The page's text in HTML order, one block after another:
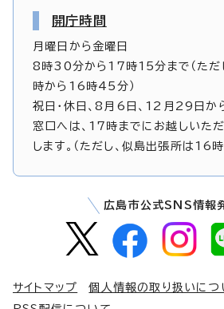
開庁時間
月曜日から金曜日
8時30分から17時15分まで（ただ
時から16時45分）
祝日・休日、8月6日、12月29日か
窓口へは、17時までにお越しいた
します。（ただし、似島出張所は16
広島市公式SNS情報
サイトマップ 個人情報の取り扱いにつ